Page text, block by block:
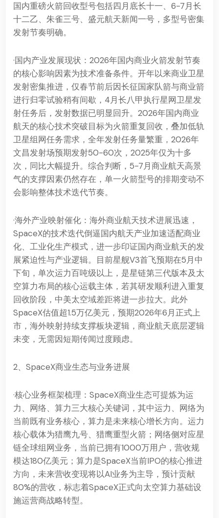
国内重磅火箭回收型号包括四月底长十一、6-7月长
十二乙、朱雀三号、盛元航天新闻一号，多型号密集
发射节奏明确。
·国内产业发展现状：2026年国内商业火箭发射节奏
的核心影响因素为技术准备条件。开年以来商业卫星
发射密集推进，仅春节前后因长征国家队箭与商业箭
进行归零试验稍有间歇，4月长八甲执行星网卫星发
射任务后，发射数据已明显回升。2026年国内商业
航天的核心技术突破目标为火箭重复回收，叠加低轨
卫星组网任务需求，全年发射任务量繁重，2026年
文昌发射场预期发射50-60次，2025年仅为十多
次，同比大幅提升。综合判断，5-7月商业航天高景
气的支撑因素仍然存在，单一火箭型号的排期变动不
会影响整体技术迭代节奏。
·海外产业映射催化：海外商业航天技术进展迅速，
SpaceX的技术迭代倒逼国内航天产业加速适配商业
化、工业化生产模式，进一步印证国内商业航天的发
展紧迫性与产业逻辑。目前星舰V3首飞预期在5月中
下旬，单次运力百吨级以上，是星链第三代版本及太
空算力布局的核心运载主体，若其研发顺利进入重复
回收阶段，中美太空域差距将进一步拉大。此外
SpaceX估值超1.5万亿美元，预期2026年6月正式上
市，海外映射持续支撑板块逻辑，商业航天底层逻辑
未变，无需因短期传闻过度顾虑。
2、SpaceX商业生态与业务进展
·核心业务框架梳理：SpaceX商业生态可提炼为运
力、网络、算力三大核心关键词，其中运力、网络为
当前既有业务核心，算力是未来核心增长方向。运力
核心载体为猎鹰九号、猎鹰重型火箭；网络侧对应星
链全球组网业务，当前已拥有1000万用户，营收规
模达180亿美元；算力是SpaceX当前IPO的核心推进
方向，未来营收变现将以AI业务为主导，预计贡献
80%的营收，标志着SpaceX正式向太空算力基础设
施运营商战略转型。